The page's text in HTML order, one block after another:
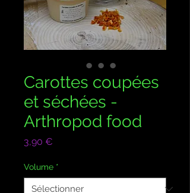
Carottes coupées
et séchées -
Arthropod food
3,90 €
Volume *